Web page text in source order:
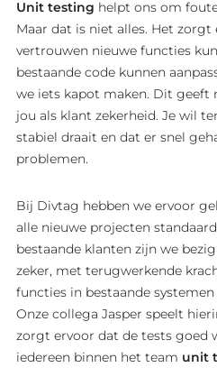
Unit testing helpt ons om
Maar dat is niet alles. Het
vertrouwen nieuwe functies
bestaande code kunnen
we iets kapot maken. Dit geeft
jou als klant zekerheid. Je wil
stabiel draait en dat er snel
problemen.
Bij Divtag hebben we ervoor
alle nieuwe projecten
bestaande klanten zijn we
zeker, met terugwerkende
functies in bestaande
Onze collega Jasper speelt
zorgt ervoor dat de tests goed
iedereen binnen het team unit